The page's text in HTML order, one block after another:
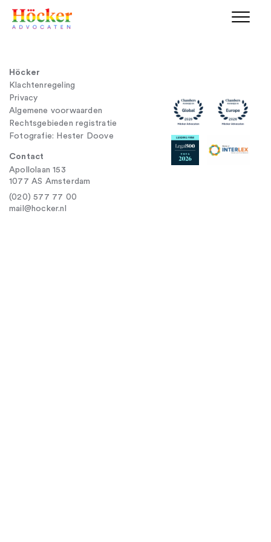
Höcker
Klachtenregeling
Privacy
Algemene voorwaarden
Rechtsgebieden registratie
Fotografie: Hester Doove
Contact
Apollolaan 153
1077 AS Amsterdam
(020) 577 77 00
mail@hocker.nl